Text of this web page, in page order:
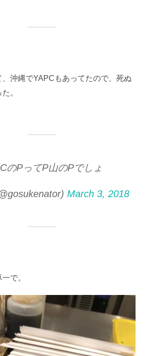
、沖縄でYAPCもあってたので、死ぬ
。
のPってP山のPでしょ
March 3, 2018
で。